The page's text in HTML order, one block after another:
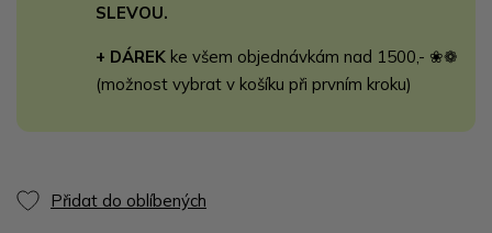
SLEVOU.
+ DÁREK ke všem objednávkám nad 1500,- ❀❁
(možnost vybrat v košíku při prvním kroku)
Přidat do oblíbených